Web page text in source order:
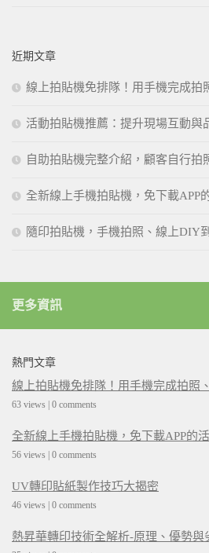
近期文章
線上拍貼機免排隊！用手機完成拍
活動拍貼機推薦：提升現場互動與
自助拍貼機完整介紹，顧客自行拍
全新線上手機拍貼機，免下載APP
隨印拍貼機，手機拍照、線上DIY
更多資訊
熱門文章
線上拍貼機免排隊！用手機完成拍照
63 views | 0 comments
全新線上手機拍貼機，免下載APP的
56 views | 0 comments
UV轉印貼紙製作技巧大揭密
46 views | 0 comments
熱昇華轉印技術全解析-原理、優勢與